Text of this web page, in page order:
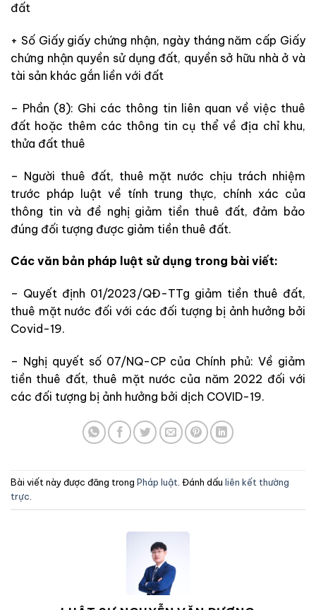
đất
+ Số Giấy giấy chứng nhận, ngày tháng năm cấp Giấy
chứng nhận quyền sử dụng đất, quyền sở hữu nhà ở và
tài sản khác gắn liền với đất
– Phần (8): Ghi các thông tin liên quan về việc thuê
đất hoặc thêm các thông tin cụ thể về địa chỉ khu,
thửa đất thuê
– Người thuê đất, thuê mặt nước chịu trách nhiệm
trước pháp luật về tính trung thực, chính xác của
thông tin và đề nghị giảm tiền thuê đất, đảm bảo
đúng đối tượng được giảm tiền thuê đất.
Các văn bản pháp luật sử dụng trong bài viết:
– Quyết định 01/2023/QĐ-TTg giảm tiền thuê đất,
thuê mặt nước đối với các đối tượng bị ảnh hưởng bởi
Covid-19.
– Nghị quyết số 07/NQ-CP của Chính phủ: Về giảm
tiền thuê đất, thuê mặt nước của năm 2022 đối với
các đối tượng bị ảnh hưởng bởi dịch COVID-19.
Bài viết này được đăng trong Pháp luật. Đánh dấu liên kết thường
trực.